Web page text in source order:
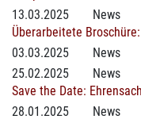
13.03.2025
News
Überarbeitete
03.03.2025
News
25.02.2025
News
Save the Date:
28.01.2025
News